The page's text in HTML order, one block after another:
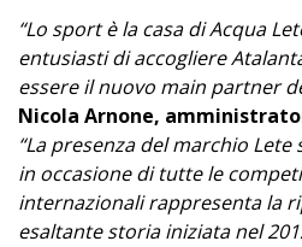
“Lo sport è la casa di Acqua
entusiasti di accogliere
essere il nuovo main partner
Nicola Arnone,
“La presenza del marchio Lete
in occasione di tutte le
internazionali rappresenta la
esaltante storia iniziata nel